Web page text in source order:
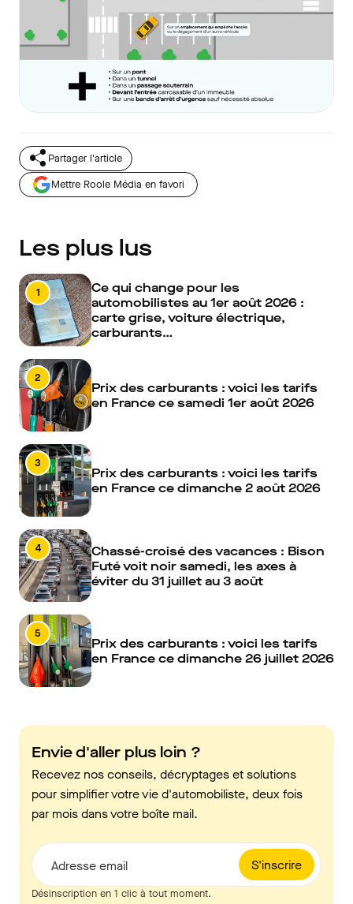
Partager l'article
Mettre Roole Média en favori
Les plus lus
1
Ce qui change pour les
automobilistes au 1er août 2026 :
carte grise, voiture électrique,
carburants…
2
Prix des carburants : voici les tarifs
en France ce samedi 1er août 2026
3
Prix des carburants : voici les tarifs
en France ce dimanche 2 août 2026
4
Chassé-croisé des vacances : Bison
Futé voit noir samedi, les axes à
éviter du 31 juillet au 3 août
5
Prix des carburants : voici les tarifs
en France ce dimanche 26 juillet 2026
Envie d'aller plus loin ?
Recevez nos conseils, décryptages et solutions
pour simplifier votre vie d'automobiliste, deux fois
par mois dans votre boîte mail.
S'inscrire
Adresse email
Désinscription en 1 clic à tout moment.